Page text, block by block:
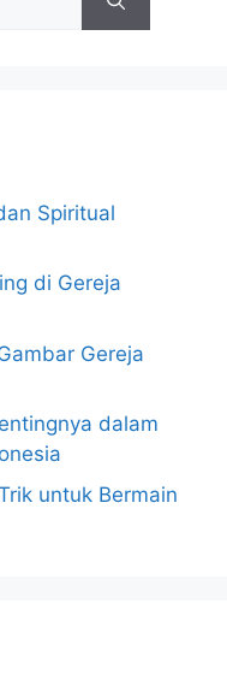
Spiritual
di Gereja
Gereja
dalam
untuk Bermain